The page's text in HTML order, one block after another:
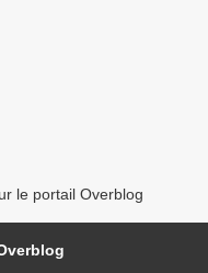
le portail Overblog